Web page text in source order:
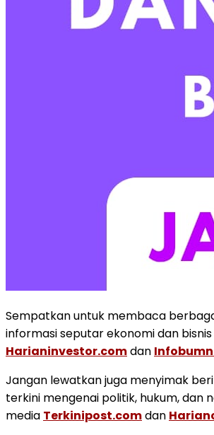
Sempatkan untuk membaca
informasi seputar ekonomi dan
Harianinvestor.comdan
Jangan lewatkan juga menyimak
terkini mengenai politik, hukum, dan
media Terkinipost.comdan